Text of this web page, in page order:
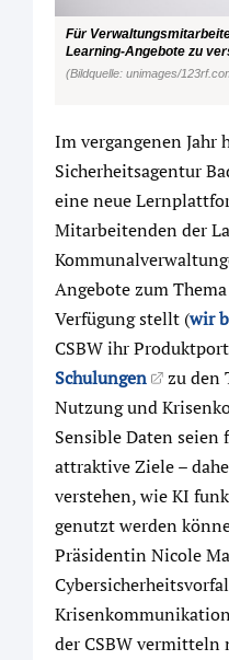
Für
Learning-Angebote zu
(Bildquelle: unimages/
Im vergangenen Jahr
Sicherheitsagentur
eine neue
Mitarbeitenden der
Angebote zum
Verfügung stellt (wir
CSBW ihr
Schulungen
zu den
Nutzung und
Sensible Daten
attraktive Ziele –
verstehen, wie KI
genutzt werden
Präsidentin Nicole
der CSBW vermitteln